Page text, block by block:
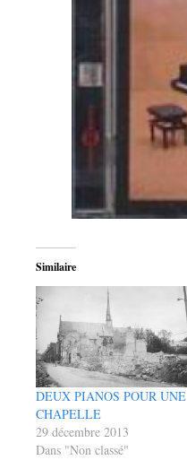
Similaire
DEUX PIANOS POUR UNE
CHAPELLE
29 décembre 2013
Dans "Non classé"